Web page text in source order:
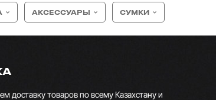
АКСЕССУАРЫ СУМКИ
доставку товаров по всему Казахстану и